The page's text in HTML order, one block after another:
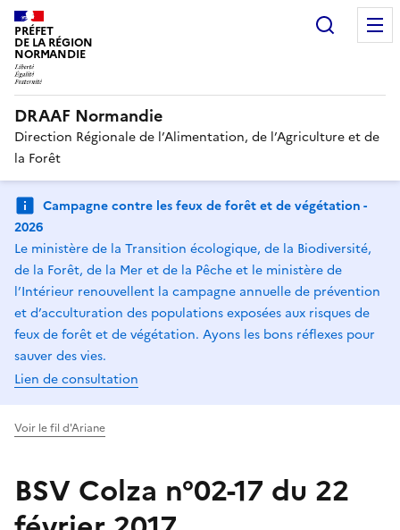
PRÉFET
DE LA RÉGION
NORMANDIE
DRAAF Normandie
Direction Régionale de l’Alimentation, de l’Agriculture et de
la Forêt
Campagne contre les feux de forêt et de végétation -
2026
Le ministère de la Transition écologique, de la Biodiversité,
de la Forêt, de la Mer et de la Pêche et le ministère de
l’Intérieur renouvellent la campagne annuelle de prévention
et d’acculturation des populations exposées aux risques de
feux de forêt et de végétation. Ayons les bons réflexes pour
sauver des vies.
Lien de consultation
Voir le fil d'Ariane
BSV Colza n°02-17 du 22